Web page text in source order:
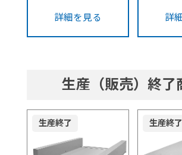
詳細を見る 詳
生産（販売）終了
生産終了 生産終了